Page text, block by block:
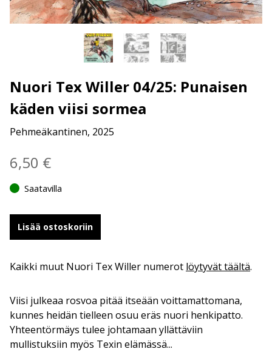
Nuori Tex Willer 04/25: Punaisen
käden viisi sormea
Pehmeäkantinen, 2025
6,50 €
Saatavilla
Lisää ostoskoriin
Kaikki muut Nuori Tex Willer numerot löytyvät täältä.
Viisi julkeaa rosvoa pitää itseään voittamattomana,
kunnes heidän tielleen osuu eräs nuori henkipatto.
Yhteentörmäys tulee johtamaan yllättäviin
mullistuksiin myös Texin elämässä...